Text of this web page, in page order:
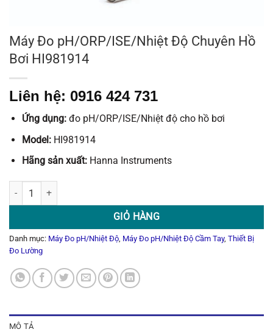
Máy Đo pH/ORP/ISE/Nhiệt Độ Chuyên Hồ
Bơi HI981914
Liên hệ: 0916 424 731
Ứng dụng:đo pH/ORP/ISE/Nhiệt độ cho hồ bơi
Model:HI981914
Hãng sản xuất:Hanna Instruments
Máy Đo pH/ORP/ISE/Nhiệt Độ Chuyên Hồ Bơi HI981914 số lượng
GIỎ HÀNG
Danh mục: Máy Đo pH/Nhiệt Độ, Máy Đo pH/Nhiệt Độ Cầm Tay, Thiết Bị
Đo Lường
MÔ TẢ